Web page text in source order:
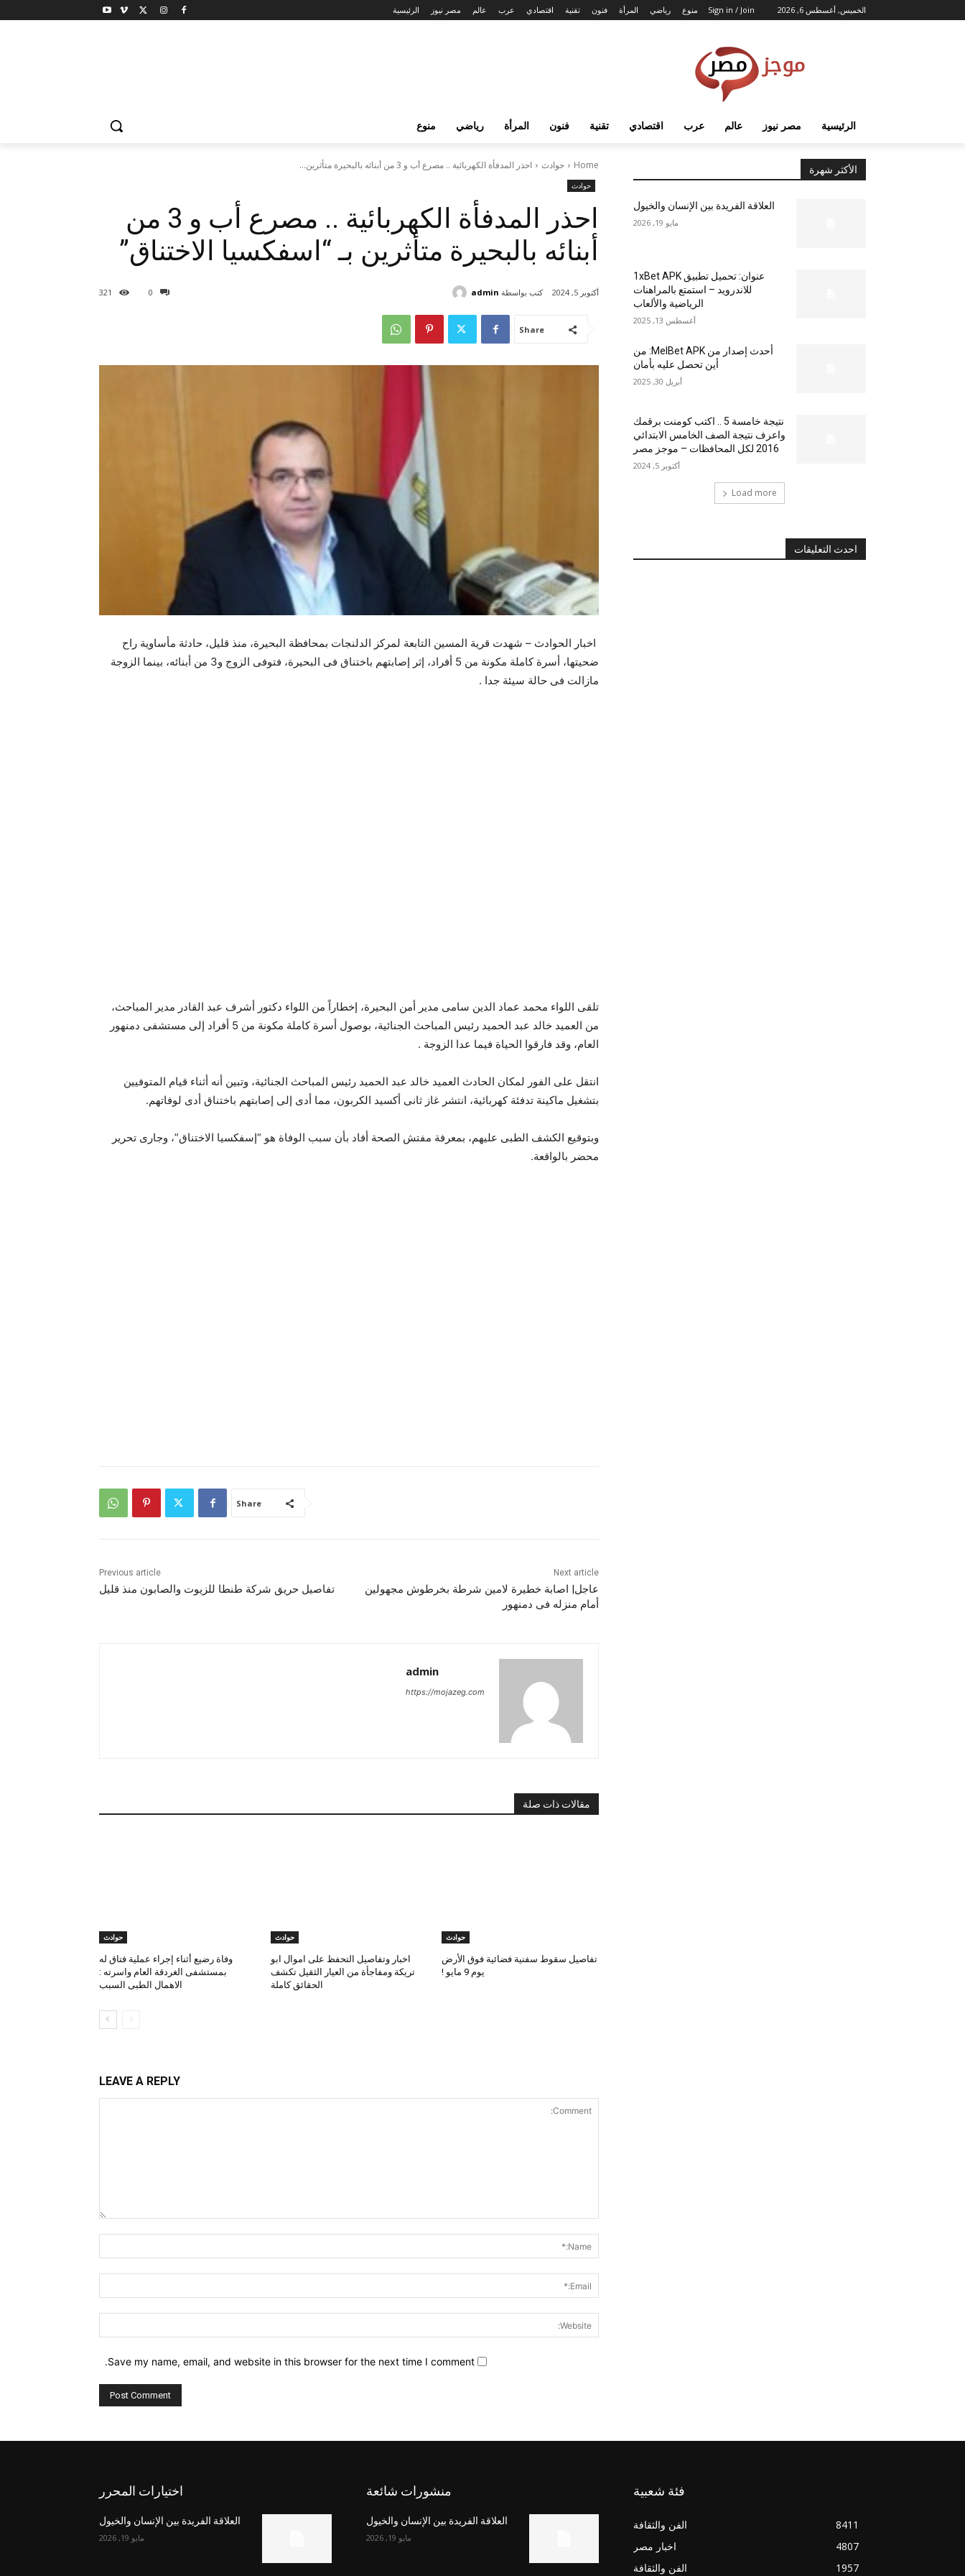
الخميس, أغسطس 6, 2026 Sign in / Join الرئيسية مصر نيوز عالم عرب اقتصادي تقنية فنون المرأة رياضي منوع
الرئيسية مصر نيوز عالم عرب اقتصادي تقنية فنون المرأة رياضي منوع
Home حوادث احذر المدفأة الكهربائية .. مصرع أب و 3 من أبنائه بالبحيرة متأثرين...
حوادث
احذر المدفأة الكهربائية .. مصرع أب و 3 من
أبنائه بالبحيرة متأثرين بـ “اسفكسيا الاختناق”
0
321 أكتوبر 5, 2024 كتب بواسطة admin
Share
اخبار الحوادث – شهدت قرية المسين التابعة لمركز الدلنجات بمحافظة البحيرة، منذ قليل، حادثة مأساوية راح
ضحيتها، أسرة كاملة مكونة من 5 أفراد، إثر إصابتهم باختناق فى البحيرة، فتوفى الزوج و3 من أبنائه، بينما الزوجة
مازالت فى حالة سيئة جدا .
تلقى اللواء محمد عماد الدين سامى مدير أمن البحيرة، إخطاراً من اللواء دكتور أشرف عبد القادر مدير المباحث،
من العميد خالد عبد الحميد رئيس المباحث الجنائية، بوصول أسرة كاملة مكونة من 5 أفراد إلى مستشفى دمنهور
العام، وقد فارقوا الحياة فيما عدا الزوجة .
انتقل على الفور لمكان الحادث العميد خالد عبد الحميد رئيس المباحث الجنائية، وتبين أنه أثناء قيام المتوفيين
بتشغيل ماكينة تدفئة كهربائية، انتشر غاز ثانى أكسيد الكربون، مما أدى إلى إصابتهم باختناق أدى لوفاتهم.
وبتوقيع الكشف الطبى عليهم، بمعرفة مفتش الصحة أفاد بأن سبب الوفاة هو “إسفكسيا الاختناق”، وجارى تحرير
محضر بالواقعة.
Share
Previous article
تفاصيل حريق شركة طنطا للزيوت والصابون منذ قليل
Next article
عاجل| اصابة خطيرة لامين شرطة بخرطوش مجهولين
أمام منزله فى دمنهور
admin
https://mojazeg.com
مقالات ذات صلة
حوادث
تفاصيل سقوط سفنية فضائية فوق الأرض
يوم 9 مايو !
حوادث
اخبار وتفاصيل التحفظ على اموال ابو
تريكة ومفاجأة من العيار الثقيل تكشف
الحقائق كاملة
حوادث
وفاة رضيع أثناء إجراء عملية فتاق له
بمستشفى الغردقة العام واسرته :
الاهمال الطبى السبب
LEAVE A REPLY
Save my name, email, and website in this browser for the next time I comment.
الأكثر شهرة
العلاقة الفريدة بين الإنسان والخيول
مايو 19, 2026
عنوان: تحميل تطبيق 1xBet APK
للاندرويد – استمتع بالمراهنات
الرياضية والألعاب
أغسطس 13, 2025
أحدث إصدار من MelBet APK: من
أين تحصل عليه بأمان
أبريل 30, 2025
نتيجة خامسة 5 .. اكتب كومنت برقمك
واعرف نتيجة الصف الخامس الابتدائي
2016 لكل المحافظات – موجز مصر
أكتوبر 5, 2024
Load more
احدث التعليقات
اختيارات المحرر
العلاقة الفريدة بين الإنسان والخيول
مايو 19, 2026
منشورات شائعة
العلاقة الفريدة بين الإنسان والخيول
مايو 19, 2026
فئة شعبية
الفن والثقافة
8411
اخبار مصر
4807
الفن والثقافة
1957